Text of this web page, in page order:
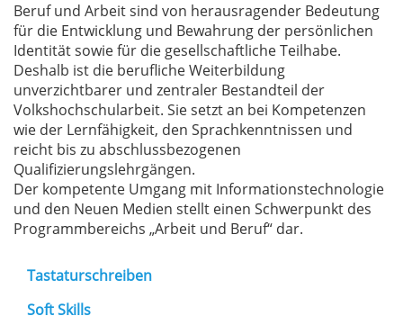
Beruf und Arbeit sind von herausragender Bedeutung
für die Entwicklung und Bewahrung der persönlichen
Identität sowie für die gesellschaftliche Teilhabe.
Deshalb ist die berufliche Weiterbildung
unverzichtbarer und zentraler Bestandteil der
Volkshochschularbeit. Sie setzt an bei Kompetenzen
wie der Lernfähigkeit, den Sprachkenntnissen und
reicht bis zu abschlussbezogenen
Qualifizierungslehrgängen.
Der kompetente Umgang mit Informationstechnologie
und den Neuen Medien stellt einen Schwerpunkt des
Programmbereichs „Arbeit und Beruf“ dar.
Tastaturschreiben
Soft Skills